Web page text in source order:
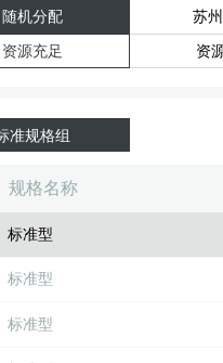
随机分配
资源充足
苏
资
准规格组
规格名称
标准型
标准型
标准型